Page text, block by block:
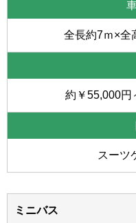
全長約7ｍ×全
約￥55,000円
スーツ
ミニバス